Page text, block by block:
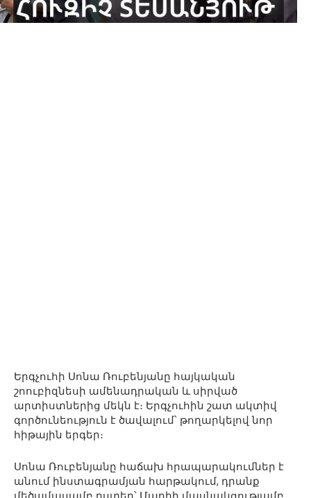
Երգչուհի Սոնա Ռուբենյանը հայկական
շոուբիզնեսի ամենադրական և սիրված
արտիստներից մեկն է։ Երգչուհին շատ ակտիվ
գործունեություն է ծավալում՝ թողարկելով նոր
հիթային երգեր։
Սոնա Ռուբենյանը հաճախ հրապարակումներ է
անում ինստագրամյան հարթակում, դրանք